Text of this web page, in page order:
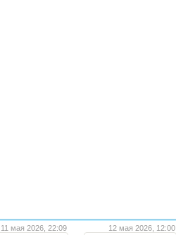
11 мая 2026, 22:09 12 мая 2026, 12:00